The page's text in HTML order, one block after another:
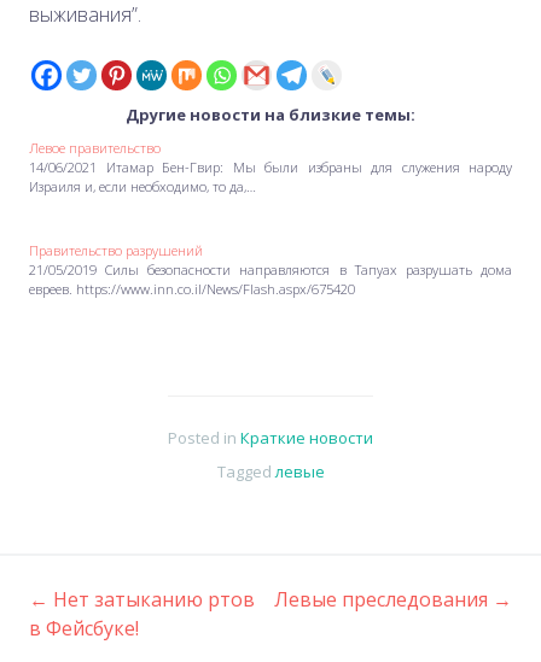
выживания”.
Другие новости на близкие темы:
Левое правительство
14/06/2021 Итамар Бен-Гвир: Мы были избраны для служения народу
Израиля и, если необходимо, то да,…
Правительство разрушений
21/05/2019 Силы безопасности направляются в Тапуах разрушать дома
евреев. https://www.inn.co.il/News/Flash.aspx/675420
Posted in Краткие новости
Taggedлевые
Post
← Нет затыканию ртов
в Фейсбуке!
Левые преследования →